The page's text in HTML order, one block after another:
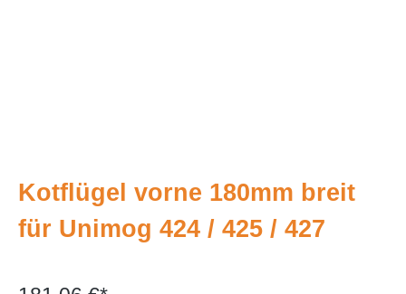
Kotflügel vorne 180mm breit
für Unimog 424 / 425 / 427